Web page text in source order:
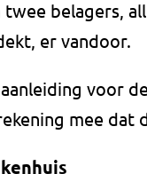
twee belagers,
er vandoor.
voor
mee dat